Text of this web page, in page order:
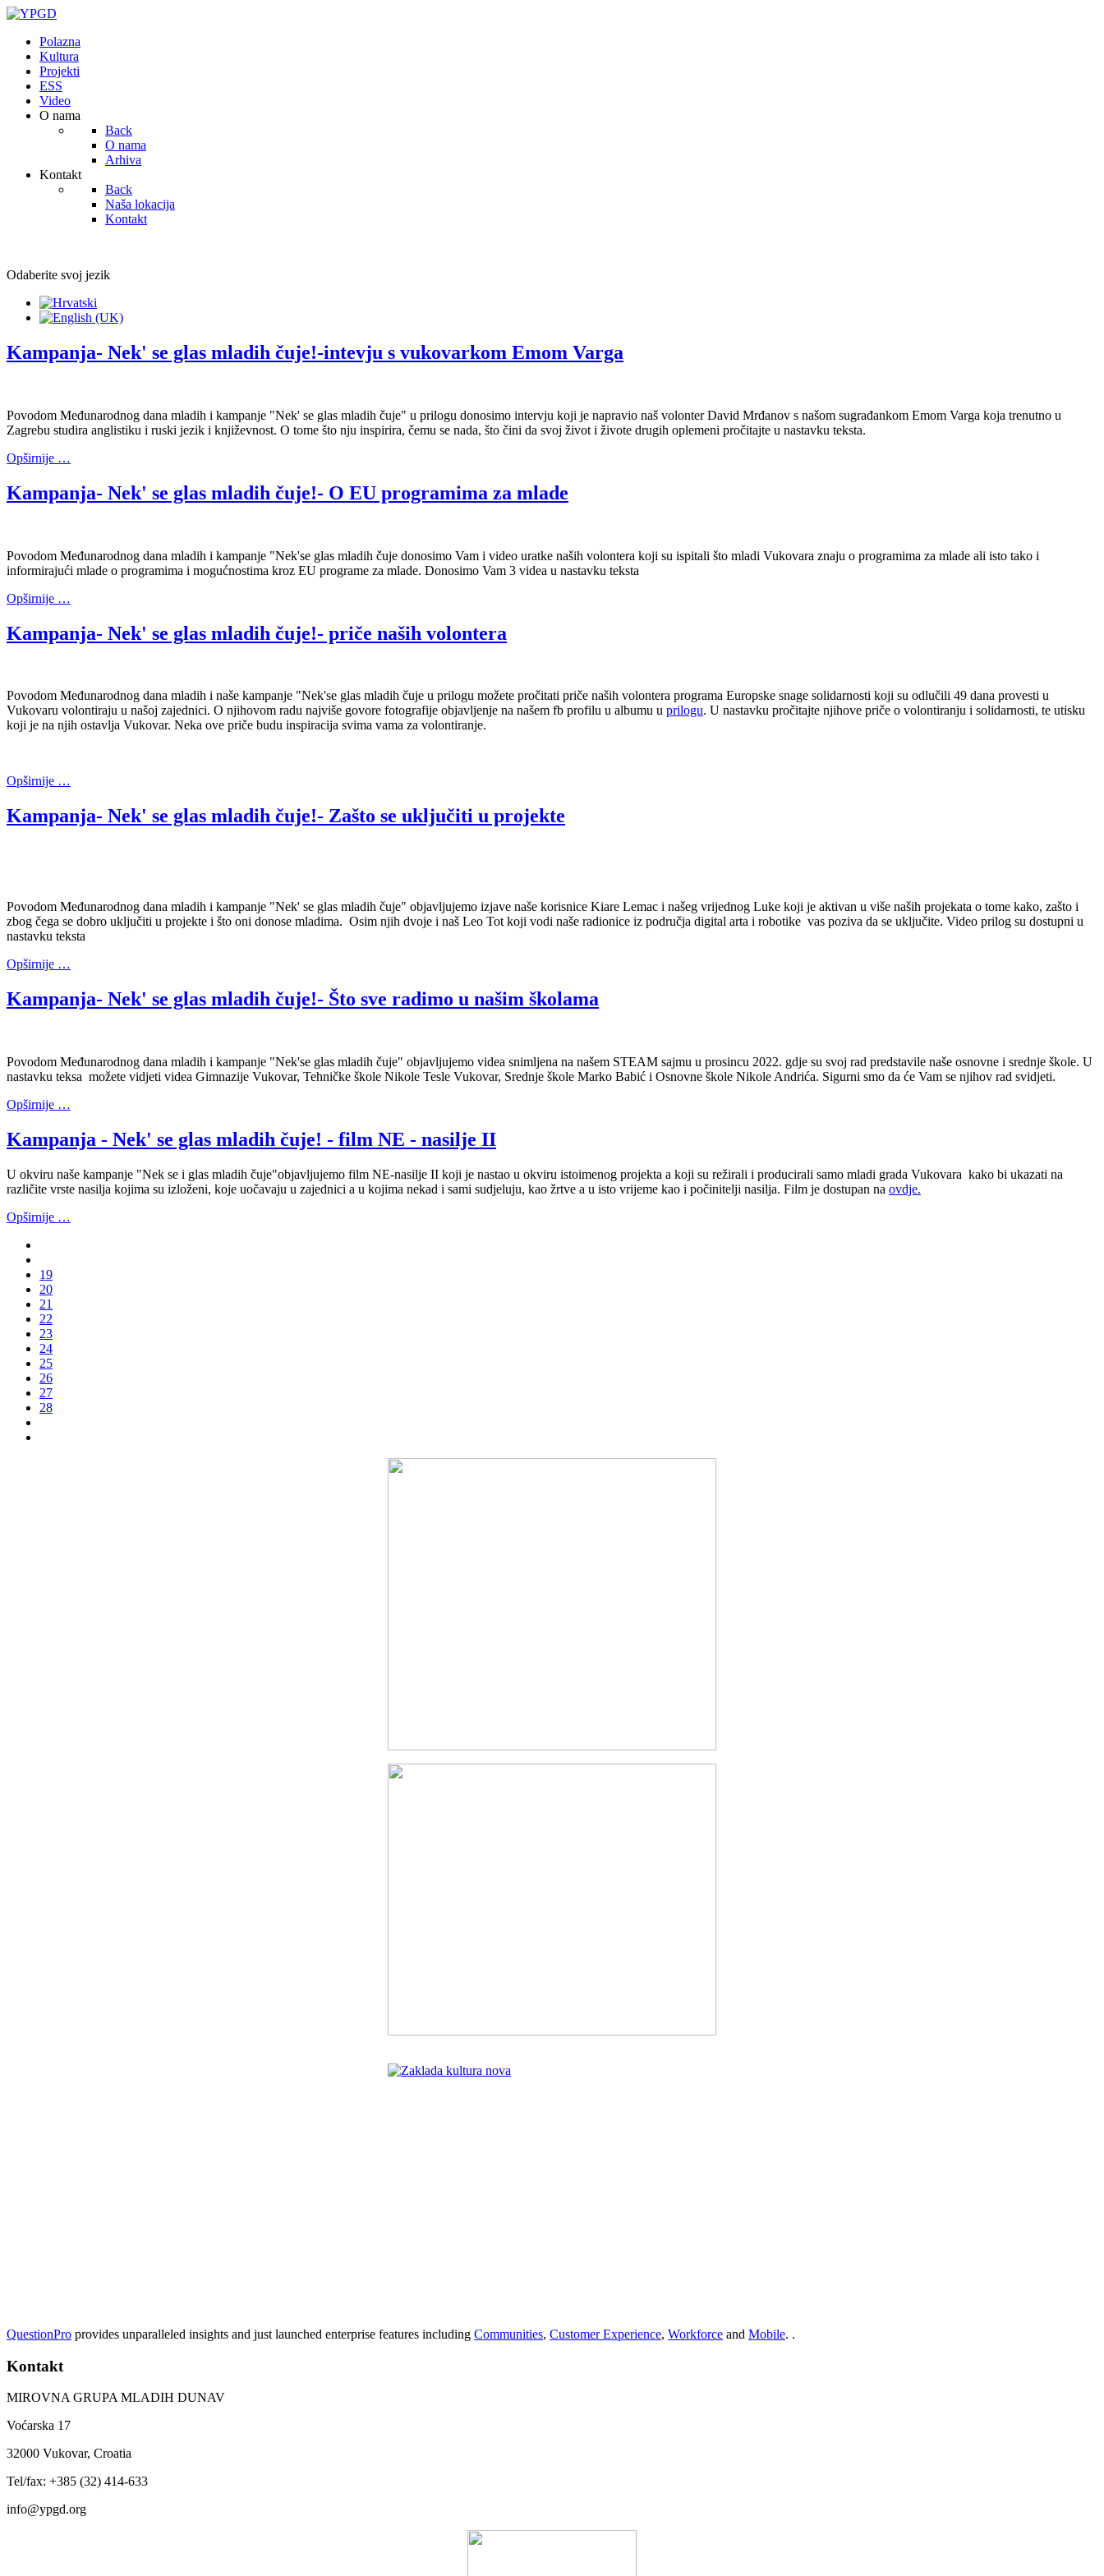
Polazna
Kultura
Projekti
ESS
Video
O nama
Back
O nama
Arhiva
Kontakt
Back
Naša lokacija
Kontakt
Odaberite svoj jezik
Kampanja- Nek' se glas mladih čuje!-intevju s vukovarkom Emom Varga
Povodom Međunarodnog dana mladih i kampanje "Nek' se glas mladih čuje" u prilogu donosimo intervju koji je napravio naš volonter David Mrđanov s našom sugrađankom Emom Varga koja trenutno u
Zagrebu studira anglistiku i ruski jezik i književnost. O tome što nju inspirira, čemu se nada, što čini da svoj život i živote drugih oplemeni pročitajte u nastavku teksta.
Opširnije …
Kampanja- Nek' se glas mladih čuje!- O EU programima za mlade
Povodom Međunarodnog dana mladih i kampanje "Nek'se glas mladih čuje donosimo Vam i video uratke naših volontera koji su ispitali što mladi Vukovara znaju o programima za mlade ali isto tako i
informirajući mlade o programima i mogućnostima kroz EU programe za mlade. Donosimo Vam 3 videa u nastavku teksta
Opširnije …
Kampanja- Nek' se glas mladih čuje!- priče naših volontera
Povodom Međunarodnog dana mladih i naše kampanje "Nek'se glas mladih čuje u prilogu možete pročitati priče naših volontera programa Europske snage solidarnosti koji su odlučili 49 dana provesti u
Vukovaru volontiraju u našoj zajednici. O njihovom radu najviše govore fotografije objavljenje na našem fb profilu u albumu u prilogu. U nastavku pročitajte njihove priče o volontiranju i solidarnosti, te utisku
koji je na njih ostavlja Vukovar. Neka ove priče budu inspiracija svima vama za volontiranje.
Opširnije …
Kampanja- Nek' se glas mladih čuje!- Zašto se uključiti u projekte
Povodom Međunarodnog dana mladih i kampanje "Nek' se glas mladih čuje" objavljujemo izjave naše korisnice Kiare Lemac i našeg vrijednog Luke koji je aktivan u više naših projekata o tome kako, zašto i
zbog čega se dobro uključiti u projekte i što oni donose mladima. Osim njih dvoje i naš Leo Tot koji vodi naše radionice iz područja digital arta i robotike vas poziva da se uključite. Video prilog su dostupni u
nastavku teksta
Opširnije …
Kampanja- Nek' se glas mladih čuje!- Što sve radimo u našim školama
Povodom Međunarodnog dana mladih i kampanje "Nek'se glas mladih čuje" objavljujemo videa snimljena na našem STEAM sajmu u prosincu 2022. gdje su svoj rad predstavile naše osnovne i srednje škole. U
nastavku teksa možete vidjeti videa Gimnazije Vukovar, Tehničke škole Nikole Tesle Vukovar, Srednje škole Marko Babić i Osnovne škole Nikole Andrića. Sigurni smo da će Vam se njihov rad svidjeti.
Opširnije …
Kampanja - Nek' se glas mladih čuje! - film NE - nasilje II
U okviru naše kampanje "Nek se i glas mladih čuje"objavljujemo film NE-nasilje II koji je nastao u okviru istoimenog projekta a koji su režirali i producirali samo mladi grada Vukovara kako bi ukazati na
različite vrste nasilja kojima su izloženi, koje uočavaju u zajednici a u kojima nekad i sami sudjeluju, kao žrtve a u isto vrijeme kao i počinitelji nasilja. Film je dostupan na ovdje.
Opširnije …
19
20
21
22
23
24
25
26
27
28
QuestionPro provides unparalleled insights and just launched enterprise features including Communities, Customer Experience, Workforce and Mobile. .
Kontakt
MIROVNA GRUPA MLADIH DUNAV
Voćarska 17
32000 Vukovar, Croatia
Tel/fax: +385 (32) 414-633
info@ypgd.org